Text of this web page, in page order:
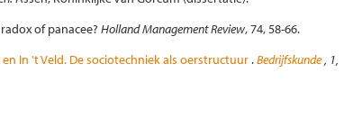
of panacee? HollandManagement Review, 74, 58-66.
In 't Veld. De sociotechniek als oerstructuur.Bedrijfskunde, 1,